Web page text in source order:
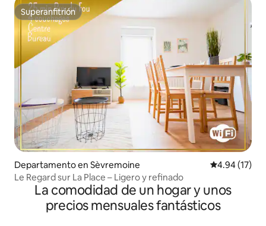
Superanfitrión
Superanfitrión
Departamento en Sèvremoine Calificación
4.94 (17)
Le Regard sur La Place – Ligero y refinado
La comodidad de un hogar y unos
precios mensuales fantásticos